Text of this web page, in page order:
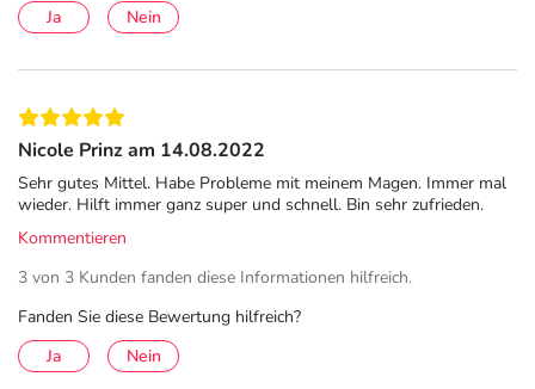
älterer Personen ist die langfristige, über mehrere Jahre
Gereinigtes Wasser, Thymianöl, Orangenöl, Zitronenöl,
Weinsäure, Citronensäure-Monohydrat, Alaun, Hühnerei
denaturiert, gehärtet, keimfrei, Medizinische Seife,
Adresse des Anbieters/Herstellers
Retterspitz GmbH & Co. KG
Laufer Str. 17-19
90571 Schwaig
Ja
Nein
Nicole Prinz am 14.08.2022
Sehr gutes Mittel. Habe Probleme mit meinem Magen. Immer mal
wieder. Hilft immer ganz super und schnell. Bin sehr zufrieden.
Kommentieren
3 von 3 Kunden fanden diese Informationen hilfreich.
Fanden Sie diese Bewertung hilfreich?
Ja
Nein